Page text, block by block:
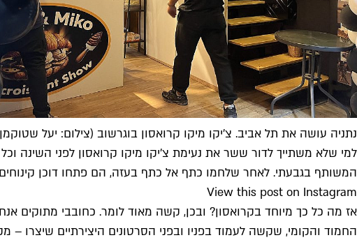
נתניה עושה את תל אביב. צ'יקו מיקו קרואסון בוגרשוב (צילום: יעל
המשותף בגבעתי. לאחר שלחמו כתף אל כתף בעזה, הם פתחו דוכן
View this post on Instagram
אז מה כל כך מיוחד בקרואסון? ובכן, קשה מאוד לומר. כחובבי מתוקים
החמוד והקומי, שקשה לעמוד בפניו ובפני הסרטונים היצירתיים